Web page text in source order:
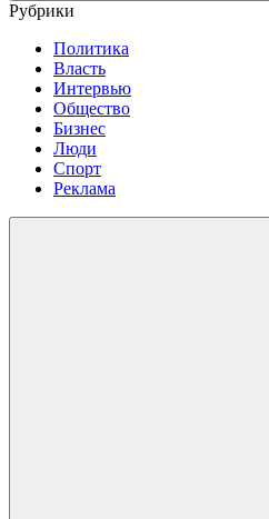
Рубрики
Политика
Власть
Интервью
Общество
Бизнес
Люди
Спорт
Реклама